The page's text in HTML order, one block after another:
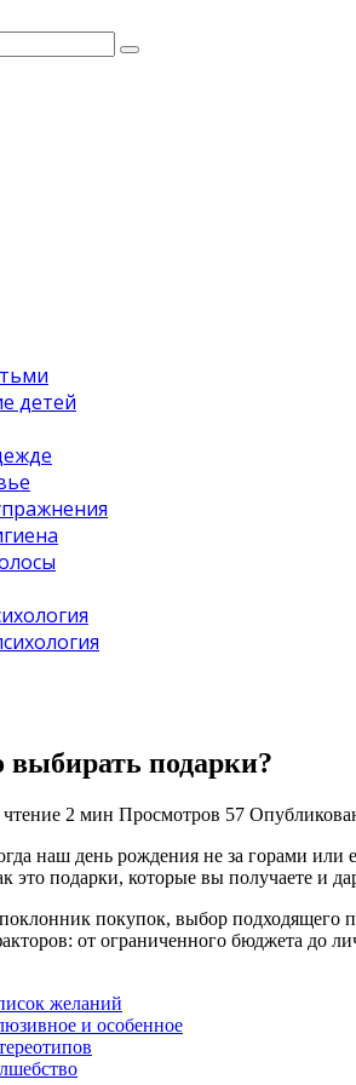
детей
подарки?
2 мин Просмотров 57
наш день рождения не за горами
это подарки, которые вы получаете и
покупок, выбор подходящего
от ограниченного бюджета до
желаний
и особенное